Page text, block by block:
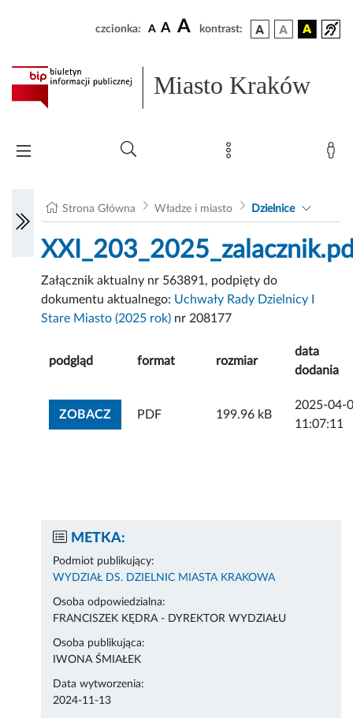
czcionka: A A A kontrast:
Miasto Kraków
Strona Główna Władze i miasto Dzielnice
Załącznik aktualny nr 563891, podpięty do
dokumentu aktualnego: Uchwały Rady Dzielnicy I
Stare Miasto (2025 rok) nr 208177
podgląd format rozmiar
data
dodania
ZOBACZZOBACZ ZAŁĄCZNIK
PDF 199.96 kB
2025-04-
11:07:11
METKA:
Podmiot publikujący:
WYDZIAŁ DS. DZIELNIC MIASTA KRAKOWA
Osoba odpowiedzialna:
FRANCISZEK KĘDRA - DYREKTOR WYDZIAŁU
Osoba publikująca:
IWONA ŚMIAŁEK
Data wytworzenia:
2024-11-13